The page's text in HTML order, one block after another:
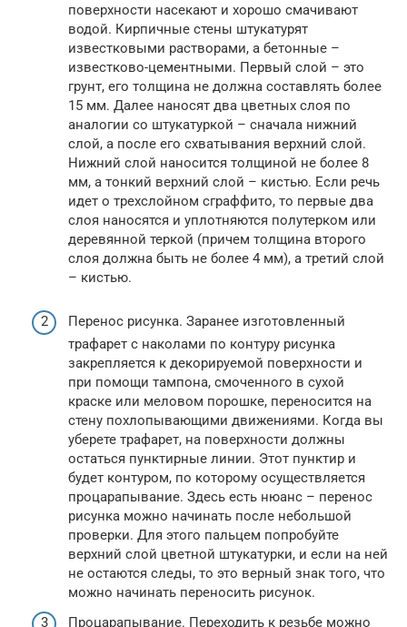
поверхности насекают и хорошо смачивают
водой. Кирпичные стены штукатурят
известковыми растворами, а бетонные –
известково-цементными. Первый слой – это
грунт, его толщина не должна составлять более
15 мм. Далее наносят два цветных слоя по
аналогии со штукатуркой – сначала нижний
слой, а после его схватывания верхний слой.
Нижний слой наносится толщиной не более 8
мм, а тонкий верхний слой – кистью. Если речь
идет о трехслойном сграффито, то первые два
слоя наносятся и уплотняются полутерком или
деревянной теркой (причем толщина второго
слоя должна быть не более 4 мм), а третий слой
– кистью.
Перенос рисунка. Заранее изготовленный
трафарет с наколами по контуру рисунка
закрепляется к декорируемой поверхности и
при помощи тампона, смоченного в сухой
краске или меловом порошке, переносится на
стену похлопывающими движениями. Когда вы
уберете трафарет, на поверхности должны
остаться пунктирные линии. Этот пунктир и
будет контуром, по которому осуществляется
процарапывание. Здесь есть нюанс – перенос
рисунка можно начинать после небольшой
проверки. Для этого пальцем попробуйте
верхний слой цветной штукатурки, и если на ней
не остаются следы, то это верный знак того, что
можно начинать переносить рисунок.
Процарапывание. Переходить к резьбе можно